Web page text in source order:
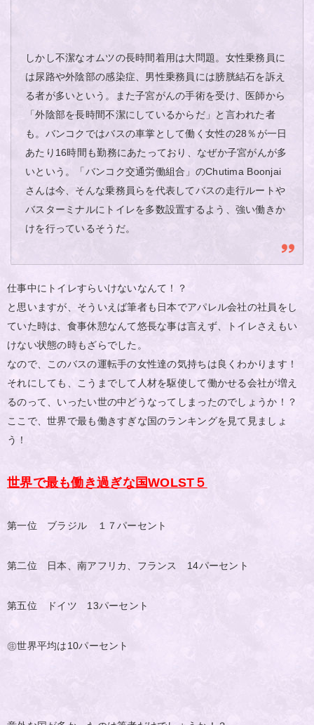
しかし不潔なオムツの長時間着用は大問題。女性乗務員に
は尿路や外陰部の感染症、男性乗務員には膀胱結石を訴え
る者が多いという。また子宮がんの手術を受け、医師から
「外陰部を長時間不潔にしているからだ」と言われた者
も。バンコクではバスの車掌として働く女性の28％が一日
あたり16時間も勤務にあたっており、なぜか子宮がんが多
いという。「バンコク交通労働組合」のChutima Boonjai
さんは今、そんな乗務員らを代表してバスの走行ルートや
バスターミナルにトイレを多数設置するよう、強い働きか
けを行っているそうだ。
仕事中にトイレすらいけないなんて！？
と思いますが、そういえば筆者も日本でアパレル会社の社員をし
ていた時は、食事休憩なんて悠長な事は言えず、トイレさえもい
けない状態の時もざらでした。
なので、このバスの運転手の女性達の気持ちは良くわかります！
それにしても、こうまでして人材を駆使して働かせる会社が増え
るのって、いったい世の中どうなってしまったのでしょうか！？
ここで、世界で最も働きすぎな国のランキングを見て見ましょ
う！
世界で最も働き過ぎな国WOLST５
第一位 ブラジル １７パーセント
第二位 日本、南アフリカ、フランス 14パーセント
第五位 ドイツ 13パーセント
㊟世界平均は10パーセント